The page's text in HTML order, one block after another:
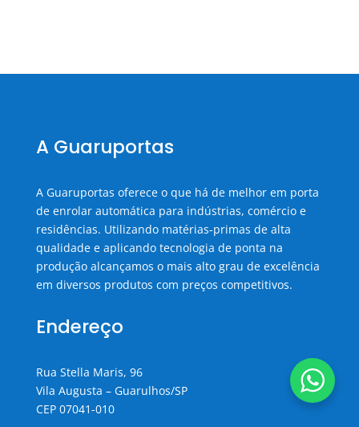
A Guaruportas
A Guaruportas oferece o que há de melhor em porta
de enrolar automática para indústrias, comércio e
residências. Utilizando matérias-primas de alta
qualidade e aplicando tecnologia de ponta na
produção alcançamos o mais alto grau de excelência
em diversos produtos com preços competitivos.
Endereço
Rua Stella Maris, 96
Vila Augusta – Guarulhos/SP
CEP 07041-010